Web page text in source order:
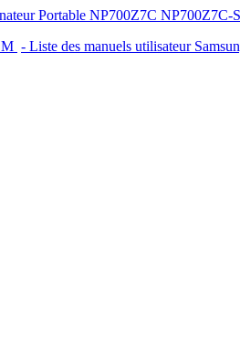
Portable NP700Z7C
- Liste des manuels utilisateur